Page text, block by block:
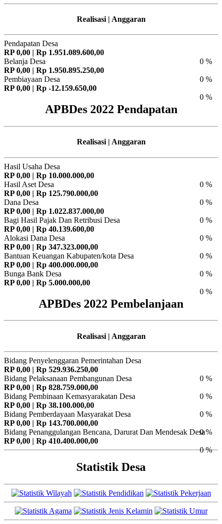
Realisasi | Anggaran
Pendapatan Desa
RP 0,00 | Rp 1.951.089.600,00
0 %
Belanja Desa
RP 0,00 | Rp 1.950.895.250,00
0 %
Pembiayaan Desa
RP 0,00 | Rp -12.159.650,00
0 %
APBDes 2022 Pendapatan
Realisasi | Anggaran
Hasil Usaha Desa
RP 0,00 | Rp 10.000.000,00
0 %
Hasil Aset Desa
RP 0,00 | Rp 125.790.000,00
0 %
Dana Desa
RP 0,00 | Rp 1.022.837.000,00
0 %
Bagi Hasil Pajak Dan Retribusi Desa
RP 0,00 | Rp 40.139.600,00
0 %
Alokasi Dana Desa
RP 0,00 | Rp 347.323.000,00
0 %
Bantuan Keuangan Kabupaten/kota Desa
RP 0,00 | Rp 400.000.000,00
0 %
Bunga Bank Desa
RP 0,00 | Rp 5.000.000,00
0 %
APBDes 2022 Pembelanjaan
Realisasi | Anggaran
Bidang Penyelenggaran Pemerintahan Desa
RP 0,00 | Rp 529.936.250,00
0 %
Bidang Pelaksanaan Pembangunan Desa
RP 0,00 | Rp 828.759.000,00
0 %
Bidang Pembinaan Kemasyarakatan Desa
RP 0,00 | Rp 38.100.000,00
0 %
Bidang Pemberdayaan Masyarakat Desa
RP 0,00 | Rp 143.700.000,00
0 %
Bidang Penanggulangan Bencana, Darurat Dan Mendesak Desa
RP 0,00 | Rp 410.400.000,00
0 %
Statistik Desa